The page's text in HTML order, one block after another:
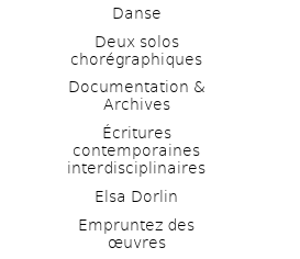
Danse
Deux solos
chorégraphiques
Documentation &
Archives
Écritures
contemporaines
interdisciplinaires
Elsa Dorlin
Empruntez des
œuvres